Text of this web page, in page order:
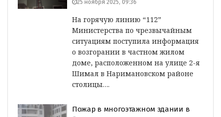
25 ноября 2025, 09:36
На горячую линию “112”
Министерства по чрезвычайным
ситуациям поступила информация
о возгорании в частном жилом
доме, расположенном на улице 2-я
Шимал в Наримановском районе
столицы….
Пожар в многоэтажном здании в